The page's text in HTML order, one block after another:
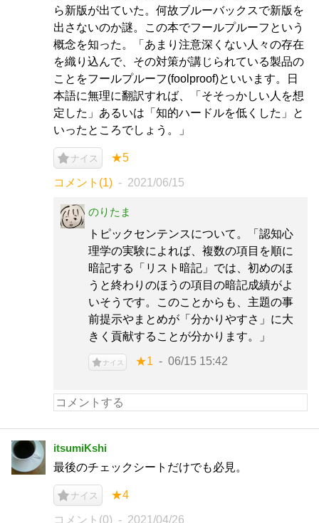
ら新版が出ていた。何故ブルーバックスで新版を
出さないのか謎。この本でフールプルーフという
概念を知った。「あまり注意深くない人々の存在
を織り込んで、その対策が講じられている製品の
ことをフールプルーフ(foolproof)といいます。日
本語に無理に翻訳すれば、「そそっかしい人を想
定した」あるいは「知的ハードルを低くした」と
いったところでしょう。」
ナイス ★5
コメント(1) 2021/06/15
のりたま
トピックセンテンスについて。「認知心
理学の実験によれば、複数の項目を順に
暗記する「リスト暗記」では、初めのほ
うと終わりのほうの項目の暗記成績がよ
いそうです。このことからも、主題の事
前提示やまとめが「分かりやすさ」に大
きく貢献することが分かります。」
ナイス ★1 06/15 15:42
itsumiKshi
最後のチェックシートだけでも必見。
ナイス ★4
コメント(0) 2021/04/26